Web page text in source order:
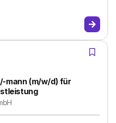
mann (m/w/d) für